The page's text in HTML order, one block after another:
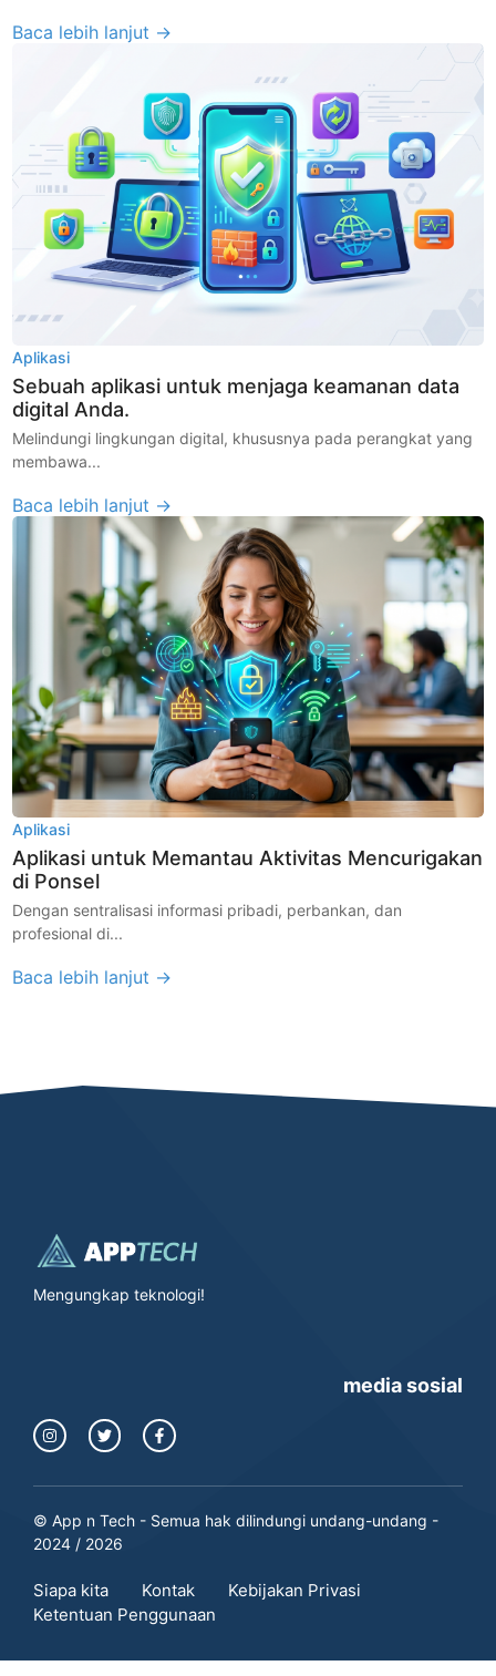
Baca lebih lanjut →
Aplikasi
Sebuah aplikasi untuk menjaga keamanan data
digital Anda.
Melindungi lingkungan digital, khususnya pada perangkat yang
membawa...
Baca lebih lanjut →
Aplikasi
Aplikasi untuk Memantau Aktivitas Mencurigakan
di Ponsel
Dengan sentralisasi informasi pribadi, perbankan, dan
profesional di...
Baca lebih lanjut →
Mengungkap teknologi!
media sosial
© App n Tech - Semua hak dilindungi undang-undang -
2024 / 2026
Siapa kita Kontak
Kebijakan Privasi
Ketentuan Penggunaan